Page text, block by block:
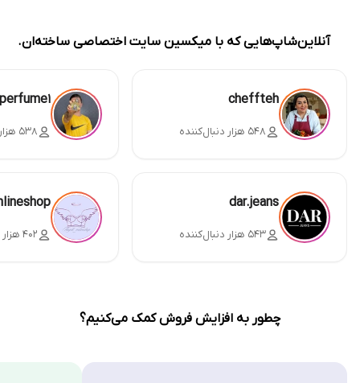
آنلاین‌شاپ‌هایی که با میکسین سایت اختصاصی ساخته‌ان.
cheffteh
۵۴۸ هزار دنبال‌کننده ۵۳۸ هزار دنبال‌کننده
dar.jeans
۵۴۳ هزار دنبال‌کننده ۴۰۲ هزار دنبال‌کننده
چطور به افزایش فروش کمک می‌کنیم؟